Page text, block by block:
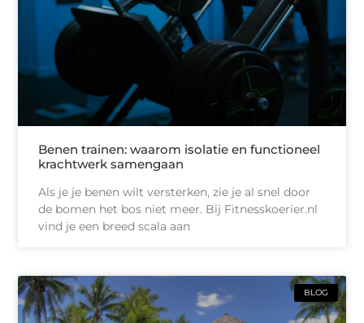
Benen trainen: waarom isolatie en functioneel
krachtwerk samengaan
Als je je benen wilt versterken, zie je al snel door
de bomen het bos niet meer. Bij Fitnesskoerier.nl
vind je een breed scala aan
BLOG